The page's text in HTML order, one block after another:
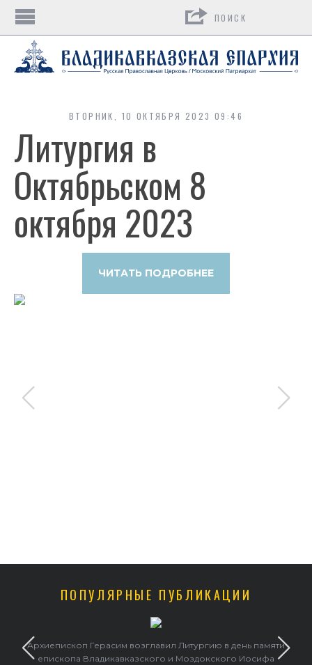
ВТОРНИК, 10 ОКТЯБРЯ 2023 09:46
Литургия в
Октябрьском 8
октября 2023
ЧИТАТЬ ПОДРОБНЕЕ
ПОПУЛЯРНЫЕ ПУБЛИКАЦИИ
Архиепископ Герасим возглавил Литургию в день памяти
епископа Владикавказского и Моздокского Иосифа